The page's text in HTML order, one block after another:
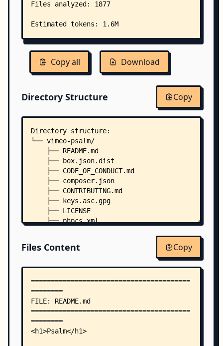
Copy all Download
Directory Structure Copy
Directory structure:
└── vimeo-psalm/
    ├── README.md
    ├── box.json.dist
    ├── CODE_OF_CONDUCT.md
    ├── composer.json
    ├── CONTRIBUTING.md
    ├── keys.asc.gpg
    ├── LICENSE
    ├── phpcs.xml
    ├── psalm-language-server
    ├── psalm-refactor
    ├── psalm-review
    ├── psalm.xml.dist
    ├── psalter
    ├── scoper.inc.php
    ├── .appveyor.yml
    ├── .editorconfig
Files Content Copy